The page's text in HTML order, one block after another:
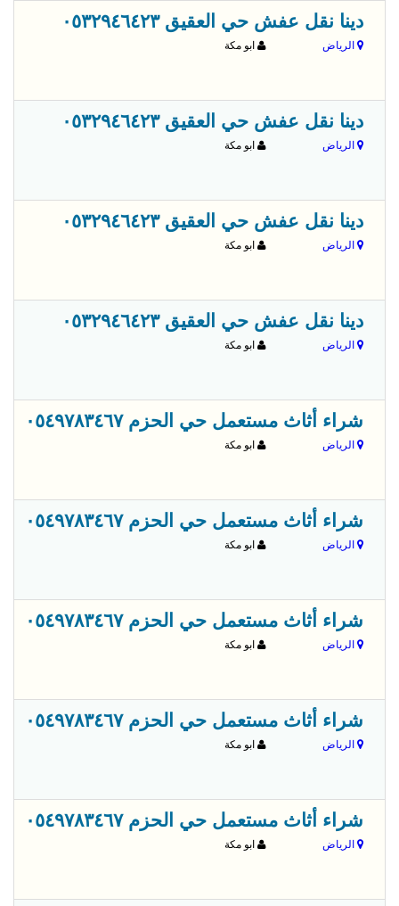
دينا نقل عفش حي العقيق ٠٥٣٢٩٤٦٤٢٣
الرياض ابو مكة
دينا نقل عفش حي العقيق ٠٥٣٢٩٤٦٤٢٣
الرياض ابو مكة
دينا نقل عفش حي العقيق ٠٥٣٢٩٤٦٤٢٣
الرياض ابو مكة
دينا نقل عفش حي العقيق ٠٥٣٢٩٤٦٤٢٣
الرياض ابو مكة
شراء أثاث مستعمل حي الحزم ٠٥٤٩٧٨٣٤٦٧
الرياض ابو مكة
شراء أثاث مستعمل حي الحزم ٠٥٤٩٧٨٣٤٦٧
الرياض ابو مكة
شراء أثاث مستعمل حي الحزم ٠٥٤٩٧٨٣٤٦٧
الرياض ابو مكة
شراء أثاث مستعمل حي الحزم ٠٥٤٩٧٨٣٤٦٧
الرياض ابو مكة
شراء أثاث مستعمل حي الحزم ٠٥٤٩٧٨٣٤٦٧
الرياض ابو مكة